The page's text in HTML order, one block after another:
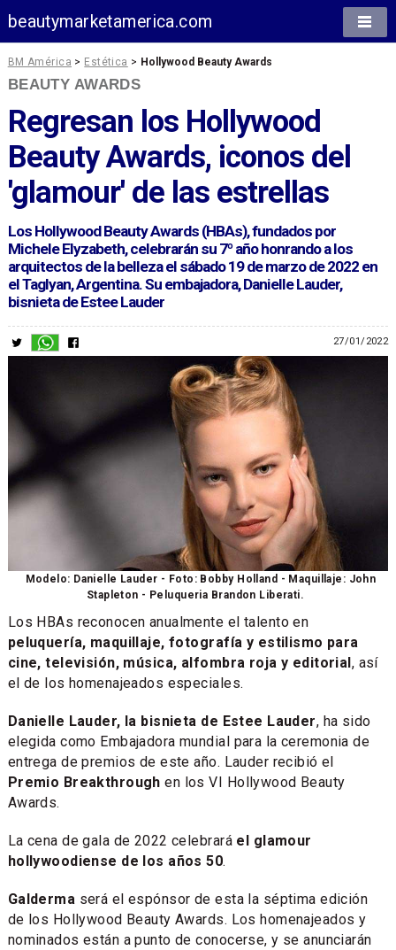
beautymarketamerica.com
BM América > Estética > Hollywood Beauty Awards
BEAUTY AWARDS
Regresan los Hollywood
Beauty Awards, iconos del
'glamour' de las estrellas
Los Hollywood Beauty Awards (HBAs), fundados por
Michele Elyzabeth, celebrarán su 7º año honrando a los
arquitectos de la belleza el sábado 19 de marzo de 2022 en
el Taglyan, Argentina. Su embajadora, Danielle Lauder,
bisnieta de Estee Lauder
27/01/2022
Modelo: Danielle Lauder - Foto: Bobby Holland - Maquillaje: John
Stapleton - Peluqueria Brandon Liberati.
Los HBAs reconocen anualmente el talento en
peluquería, maquillaje, fotografía y estilismo para
cine, televisión, música, alfombra roja y editorial , así
el de los homenajeados especiales.
Danielle Lauder, la bisnieta de Estee Lauder, ha sido
elegida como Embajadora mundial para la ceremonia de
entrega de premios de este año. Lauder recibió el
Premio Breakthrough en los VI Hollywood Beauty
Awards.
La cena de gala de 2022 celebrará el glamour
hollywoodiense de los años 50.
Galderma será el espónsor de esta la séptima edición
de los Hollywood Beauty Awards. Los homenajeados y
nominados están a punto de conocerse, y se anunciarán